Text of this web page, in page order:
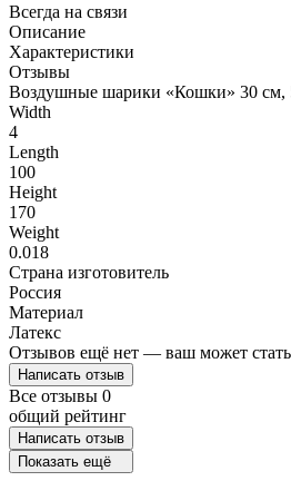
Всегда на связи
Описание
Характеристики
Отзывы
Воздушные шарики «Кошки» 30 см,
Width
4
Length
100
Height
170
Weight
0.018
Страна изготовитель
Россия
Материал
Латекс
Отзывов ещё нет — ваш может
Написать отзыв
Все отзывы 0
общий рейтинг
Написать отзыв
Показать ещё